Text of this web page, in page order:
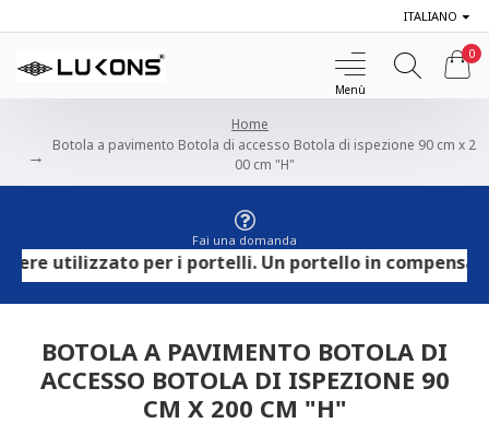
ITALIANO
0
Home
Botola a pavimento Botola di accesso Botola di ispezione 90 cm x 2
00 cm "H"
Fai una domanda
per i portelli. Un portello in compensato
BOTOLA A PAVIMENTO BOTOLA DI
ACCESSO BOTOLA DI ISPEZIONE 90
CM X 200 CM "H"